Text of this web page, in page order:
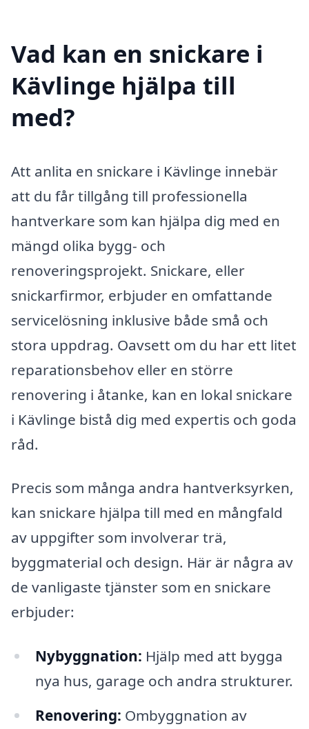
Vad kan en snickare i
Kävlinge hjälpa till
med?
Att anlita en snickare i Kävlinge innebär
att du får tillgång till professionella
hantverkare som kan hjälpa dig med en
mängd olika bygg- och
renoveringsprojekt. Snickare, eller
snickarfirmor, erbjuder en omfattande
servicelösning inklusive både små och
stora uppdrag. Oavsett om du har ett litet
reparationsbehov eller en större
renovering i åtanke, kan en lokal snickare
i Kävlinge bistå dig med expertis och goda
råd.
Precis som många andra hantverksyrken,
kan snickare hjälpa till med en mångfald
av uppgifter som involverar trä,
byggmaterial och design. Här är några av
de vanligaste tjänster som en snickare
erbjuder:
Nybyggnation: Hjälp med att bygga
nya hus, garage och andra strukturer.
Renovering: Ombyggnation av